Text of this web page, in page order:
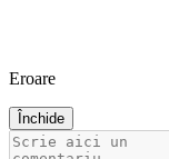
Eroare
Închide